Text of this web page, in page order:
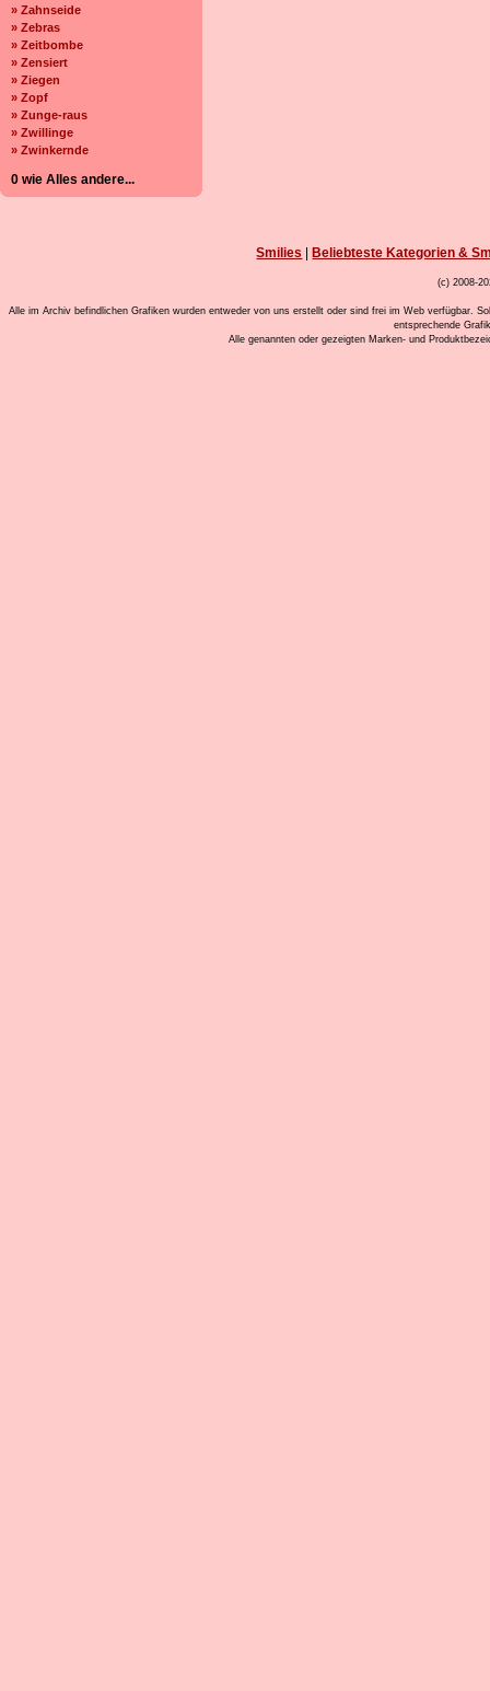
» Zahnseide
» Zebras
» Zeitbombe
» Zensiert
» Ziegen
» Zopf
» Zunge-raus
» Zwillinge
» Zwinkernde
0 wie Alles andere...
Smilies Beliebteste Kategorien &
(c) 2008-
Alle im Archiv befindlichen Grafiken wurden entweder von uns erstellt oder sind frei im Web verfügbar.
entsprechende
Alle genannten oder gezeigten Marken- und